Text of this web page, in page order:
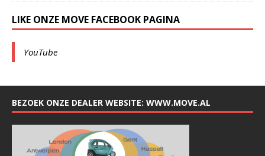
LIKE ONZE MOVE FACEBOOK PAGINA
YouTube
BEZOEK ONZE DEALER WEBSITE: WWW.MOVE.AL